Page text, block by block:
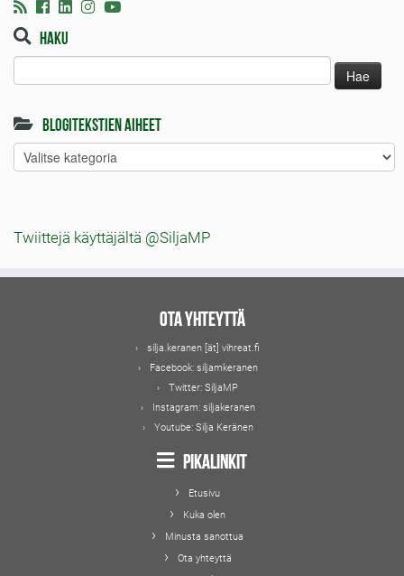
Haku
Blogitekstien aiheet
Blogitekstien
aiheet
Twiittejä käyttäjältä @SiljaMP
Ota yhteyttä
silja.keranen [ät] vihreat.fi
Facebook: siljamkeranen
Twitter: SiljaMP
Instagram: siljakeranen
Youtube: Silja Keränen
Pikalinkit
Etusivu
Kuka olen
Minusta sanottua
Ota yhteyttä